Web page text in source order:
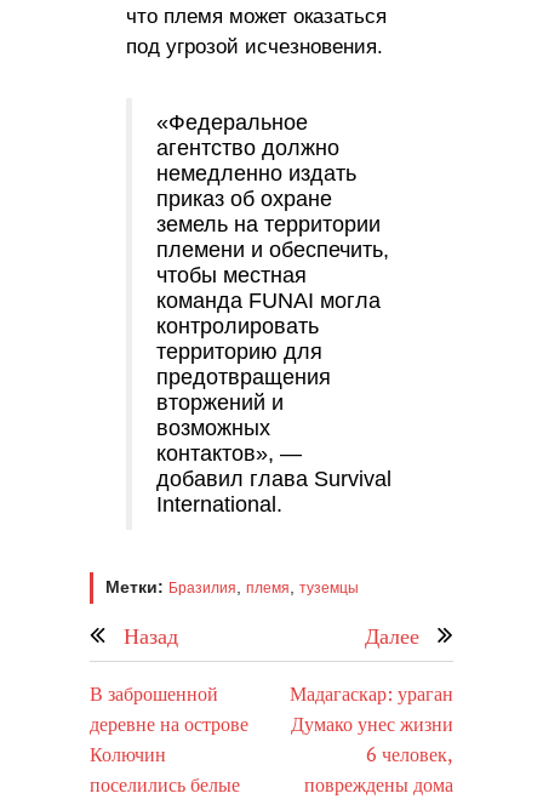
что племя может оказаться
под угрозой исчезновения.
«Федеральное
агентство должно
немедленно издать
приказ об охране
земель на территории
племени и обеспечить,
чтобы местная
команда FUNAI могла
контролировать
территорию для
предотвращения
вторжений и
возможных
контактов», —
добавил глава Survival
International.
Метки: Бразилия племя туземцы
Назад Далее
В заброшенной
деревне на острове
Колючин
поселились белые
Мадагаскар: ураган
Думако унес жизни
6 человек,
повреждены дома